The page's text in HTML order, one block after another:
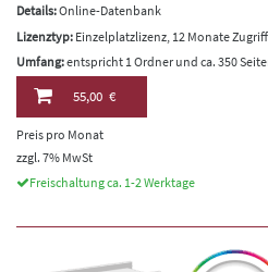
Details:Online-Datenbank
Lizenztyp: Einzelplatzlizenz, 12 Monate
Umfang:entspricht 1 Ordner und ca. 350
55,00 €
Preis pro Monat
zzgl. 7% MwSt
Freischaltung ca. 1-2 Werktage